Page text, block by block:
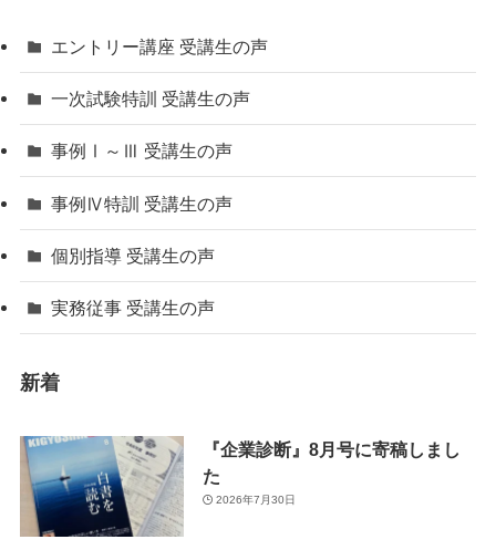
エントリー講座 受講生の声
一次試験特訓 受講生の声
事例Ⅰ～Ⅲ 受講生の声
事例Ⅳ特訓 受講生の声
個別指導 受講生の声
実務従事 受講生の声
新着
『企業診断』8月号に寄稿しまし
た
2026年7月30日